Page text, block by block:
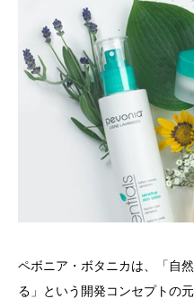
ペボニア・ボタニカは、「自
る」という開発コンセプトの